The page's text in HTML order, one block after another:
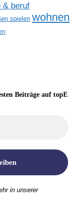
& beruf
spielen wohnen
Beiträge auf topE
in unserer